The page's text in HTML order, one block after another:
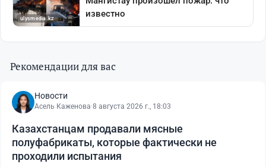
Рекомендации для вас
Новости
Асель Каженова·8 августа 2026 г., 18:03
Казахстанцам продавали мясные
полуфабрикаты, которые фактически не
проходили испытания